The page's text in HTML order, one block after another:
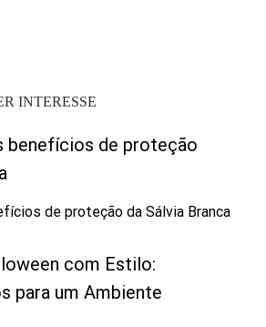
INTERESSE
de proteção da Sálvia Branca